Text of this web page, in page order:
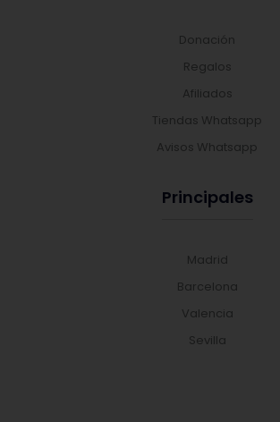
Donación
Regalos
Afiliados
Tiendas Whatsapp
Avisos Whatsapp
Principales
Madrid
Barcelona
Valencia
Sevilla